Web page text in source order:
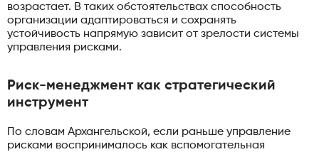
возрастает. В таких обстоятельствах способность
организации адаптироваться и сохранять
устойчивость напрямую зависит от зрелости системы
управления рисками.
Риск-менеджмент как стратегический
инструмент
По словам Архангельской, если раньше управление
рисками воспринималось как вспомогательная